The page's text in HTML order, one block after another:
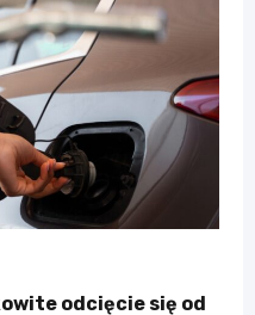
odcięcie się od